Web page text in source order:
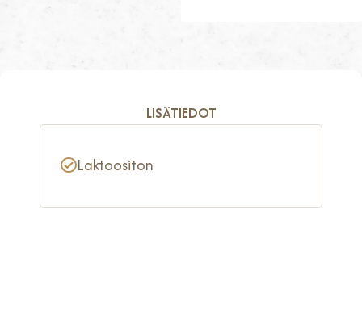
LISÄTIEDOT
Laktoositon